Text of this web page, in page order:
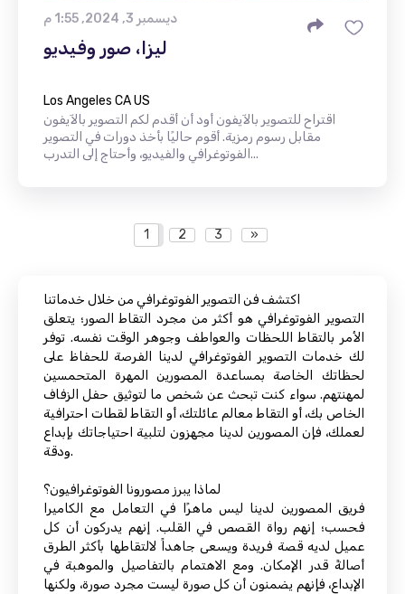
ديسمبر 3, 2024, 1:55 م
ليزا، صور وفيديو
Los Angeles CA US
اقتراح للتصوير بالآيفون أود أن أقدم لكم التصوير بالآيفون
مقابل رسوم رمزية. أقوم حاليًا بأخذ دورات في التصوير
الفوتوغرافي والفيديو، وأحتاج إلى التدرب...
1 2 3 »
اكتشف فن التصوير الفوتوغرافي من خلال خدماتنا
التصوير الفوتوغرافي هو أكثر من مجرد التقاط الصور؛ يتعلق
الأمر بالتقاط اللحظات والعواطف وجوهر الوقت نفسه. توفر
لك خدمات التصوير الفوتوغرافي لدينا الفرصة للحفاظ على
لحظاتك الخاصة بمساعدة المصورين المهرة المتحمسين
لمهنتهم. سواء كنت تبحث عن شخص ما لتوثيق حفل الزفاف
الخاص بك، أو التقاط معالم عائلتك، أو التقاط لقطات احترافية
لعملك، فإن المصورين لدينا مجهزون لتلبية احتياجاتك بإبداع
ودقة.
لماذا يبرز مصورونا الفوتوغرافيون؟
فريق المصورين لدينا ليس ماهرًا في التعامل مع الكاميرا
فحسب؛ إنهم رواة القصص في القلب. إنهم يدركون أن كل
عميل لديه قصة فريدة ويسعى جاهداً لالتقاطها بأكثر الطرق
أصالةً قدر الإمكان. ومع الاهتمام بالتفاصيل والموهبة في
الإبداع، فإنهم يضمنون أن كل صورة ليست مجرد صورة، ولكنها